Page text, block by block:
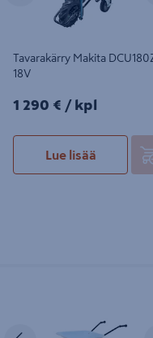
Tavarakärry Makita
18V
1290€/kpl
1 290 € / kpl
Lue lisää
Edellinen